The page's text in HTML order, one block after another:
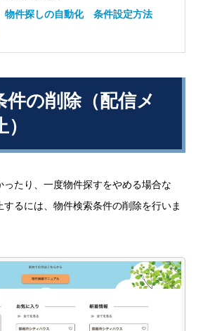
物件探しの自動化 条件設定方法
件の削除（配信メ
たり、一度物件探すをやめる場合な
するには、物件検索条件の削除を行いま